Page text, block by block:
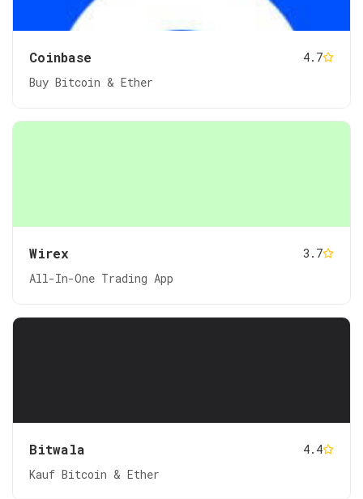
Coinbase
4.7
Buy Bitcoin & Ether
Wirex
3.7
All-In-One Trading App
Bitwala
4.4
Kauf Bitcoin & Ether